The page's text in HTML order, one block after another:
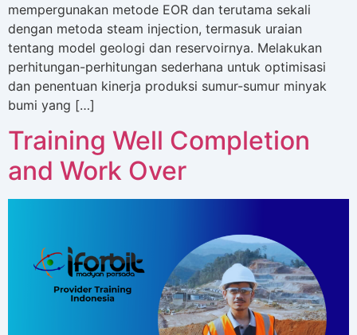
mempergunakan metode EOR dan terutama sekali
dengan metoda steam injection, termasuk uraian
tentang model geologi dan reservoirnya. Melakukan
perhitungan-perhitungan sederhana untuk optimisasi
dan penentuan kinerja produksi sumur-sumur minyak
bumi yang […]
Training Well Completion
and Work Over